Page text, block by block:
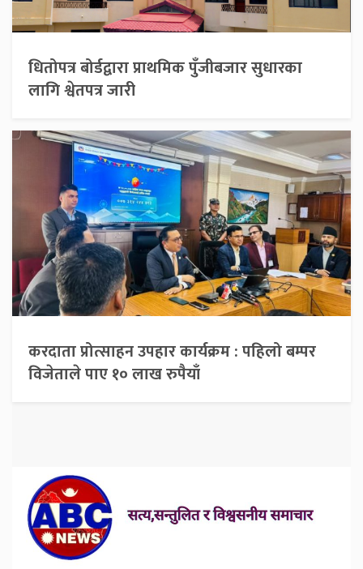
धितोपत्र बोर्डद्वारा प्राथमिक पुँजीबजार सुधारका
लागि श्वेतपत्र जारी
करदाता प्रोत्साहन उपहार कार्यक्रम : पहिलो बम्पर
विजेताले पाए १० लाख रुपैयाँ